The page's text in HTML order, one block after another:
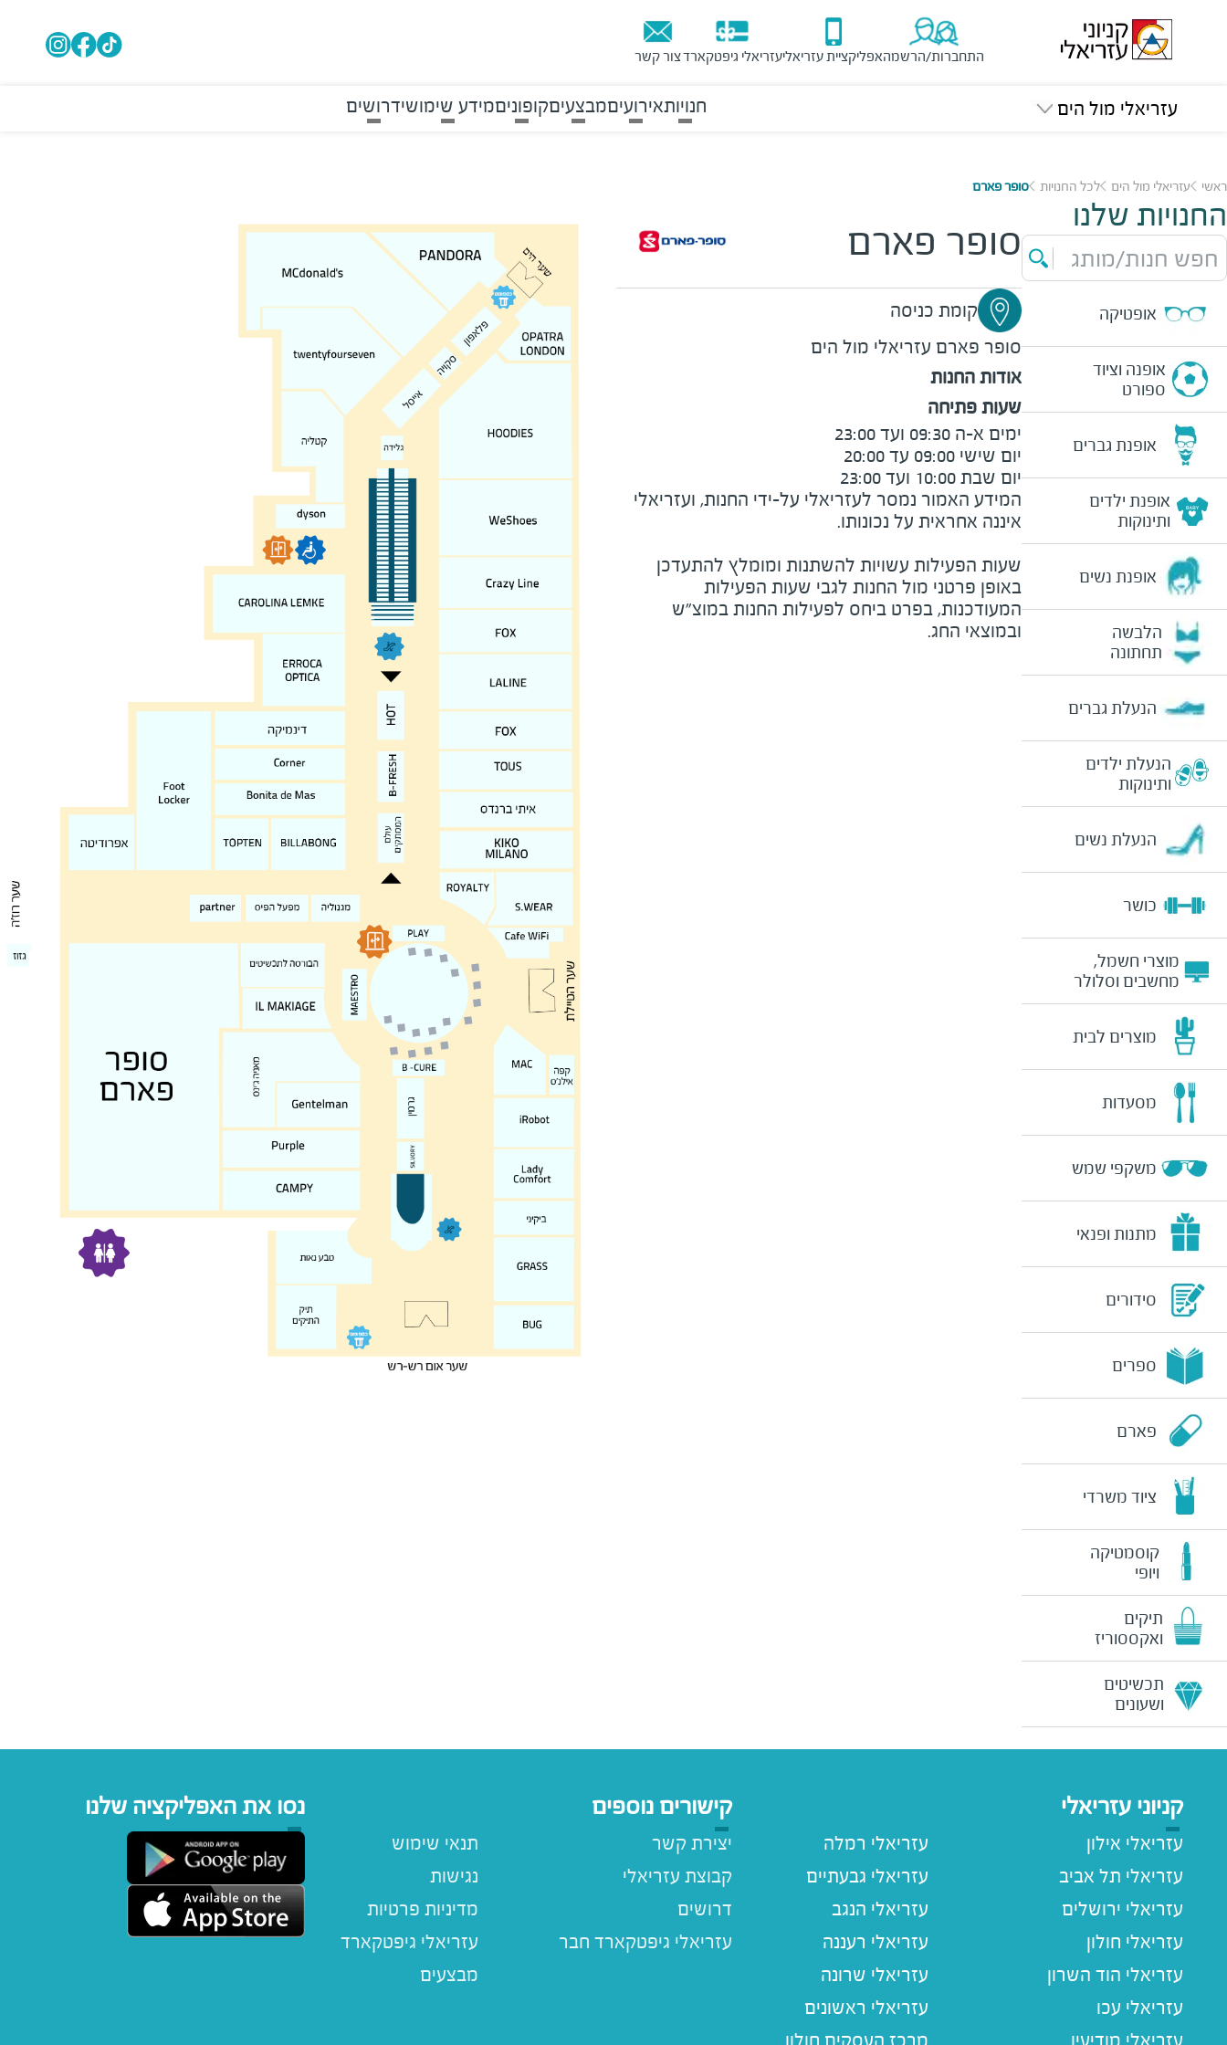
התחברות/הרשמהאפליקציית עזריאליעזריאלי גיפטקארדצור קשר
עזריאלי מול הים חנויותאירועיםמבצעיםקופוניםמידע שימושידרושים
ראשי עזריאלי מול הים לכל החנויות סופר פארם
החנויות שלנו
חפש חנות/מותג
אופטיקה
אופנה וציוד
ספורט
אופנת גברים
אופנת ילדים
ותינוקות
אופנת נשים
הלבשה
תחתונה
הנעלת גברים
הנעלת ילדים
ותינוקות
הנעלת נשים
כושר
מוצרי חשמל,
מחשבים וסלולר
מוצרים לבית
מסעדות
משקפי שמש
מתנות ופנאי
סידורים
ספרים
פארם
ציוד משרדי
קוסמטיקה
ויופי
תיקים
ואקססוריז
תכשיטים
ושעונים
סופר פארם
קומת כניסה
סופר פארם עזריאלי מול הים
אודות החנות
שעות פתיחה
יום שבת 10:00 ועד 23:00
המידע האמור נמסר לעזריאלי על-ידי החנות, ועזריאלי
שעות הפעילות עשויות להשתנות ומומלץ להתעדכן
באופן פרטני מול החנות לגבי שעות הפעילות
המעודכנות, בפרט ביחס לפעילות החנות במוצ"ש
ובמוצאי החג.
קניוני עזריאלי
עזריאלי אילון
עזריאלי תל אביב
עזריאלי ירושלים
עזריאלי חולון
עזריאלי הוד השרון
עזריאלי עכו
עזריאלי רמלה
עזריאלי גבעתיים
עזריאלי הנגב
עזריאלי רעננה
עזריאלי שרונה
עזריאלי ראשונים
קישורים נוספים
תנאי שימוש
נגישות
מדיניות פרטיות
עזריאלי גיפטקארד
מבצעים
יצירת קשר
קבוצת עזריאלי
דרושים
נסו את האפליקציה שלנו